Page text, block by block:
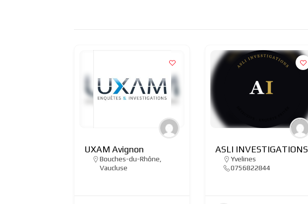
UXAM Avignon
Bouches-du-Rhône,
Vaucluse
ASLI INVESTIGATIONS
Yvelines
0756822844